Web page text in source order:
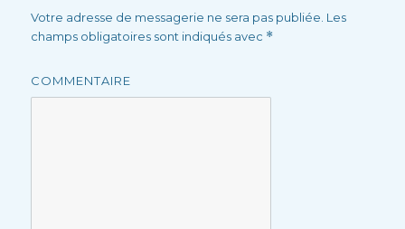
Votre adresse de messagerie ne sera pas publiée. Les
champs obligatoires sont indiqués avec *
COMMENTAIRE